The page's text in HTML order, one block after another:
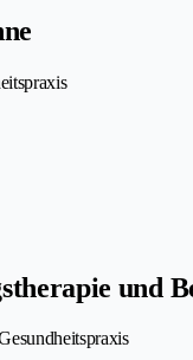
und